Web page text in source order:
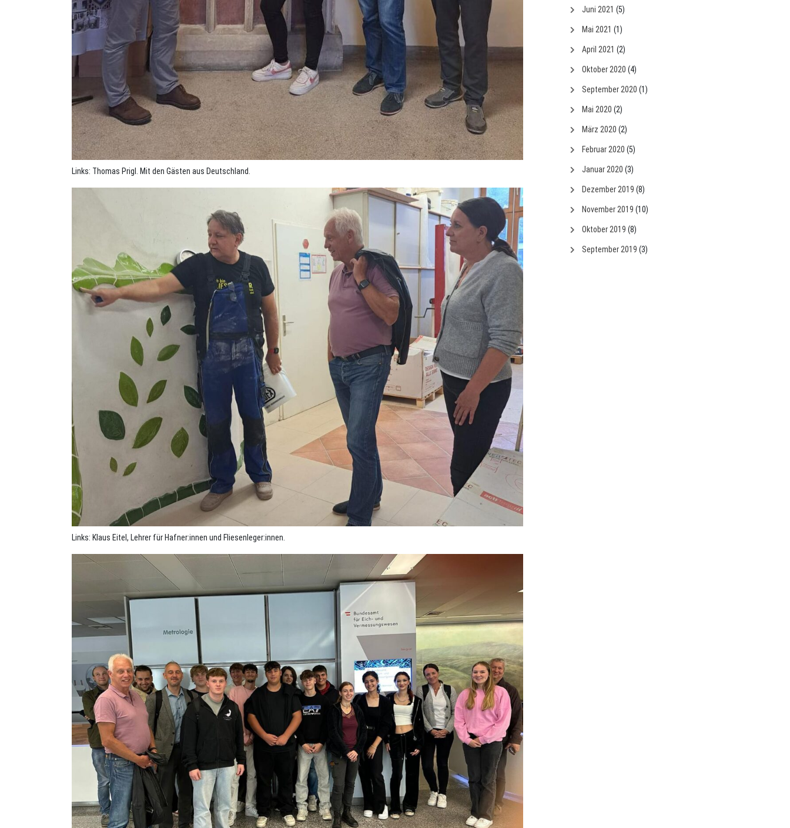
Links: Thomas Prigl. Mit den Gästen aus Deutschland.
Links: Klaus Eitel, Lehrer für Hafner:innen und Fliesenleger:innen.
Juni 2021 (5)
Mai 2021 (1)
April 2021 (2)
Oktober 2020 (4)
September 2020 (1)
Mai 2020 (2)
März 2020 (2)
Februar 2020 (5)
Januar 2020 (3)
Dezember 2019 (8)
November 2019 (10)
Oktober 2019 (8)
September 2019 (3)